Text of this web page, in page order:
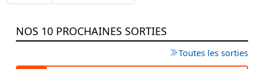
NOS 10 PROCHAINES SORTIES
Toutes les sorties